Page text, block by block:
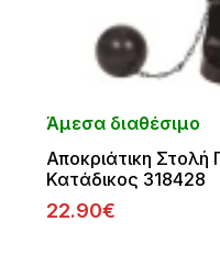
Άμεσα διαθέσιμο
Αποκριάτικη Στολή
Κατάδικος 318428
22.90€